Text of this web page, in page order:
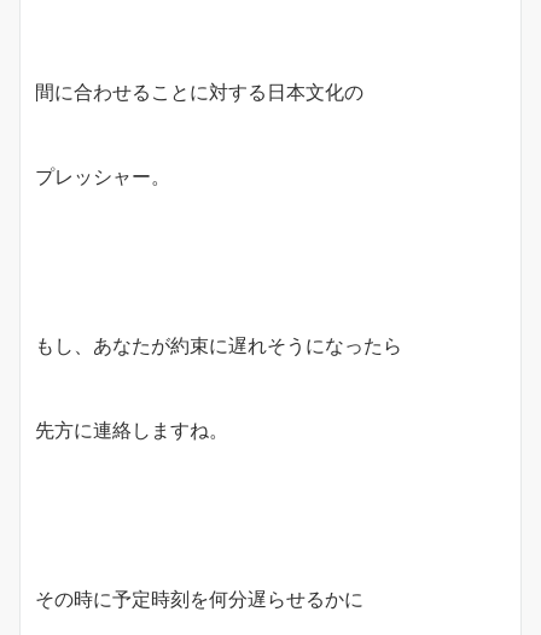
間に合わせることに対する日本文化の
プレッシャー。
もし、あなたが約束に遅れそうになったら
先方に連絡しますね。
その時に予定時刻を何分遅らせるかに